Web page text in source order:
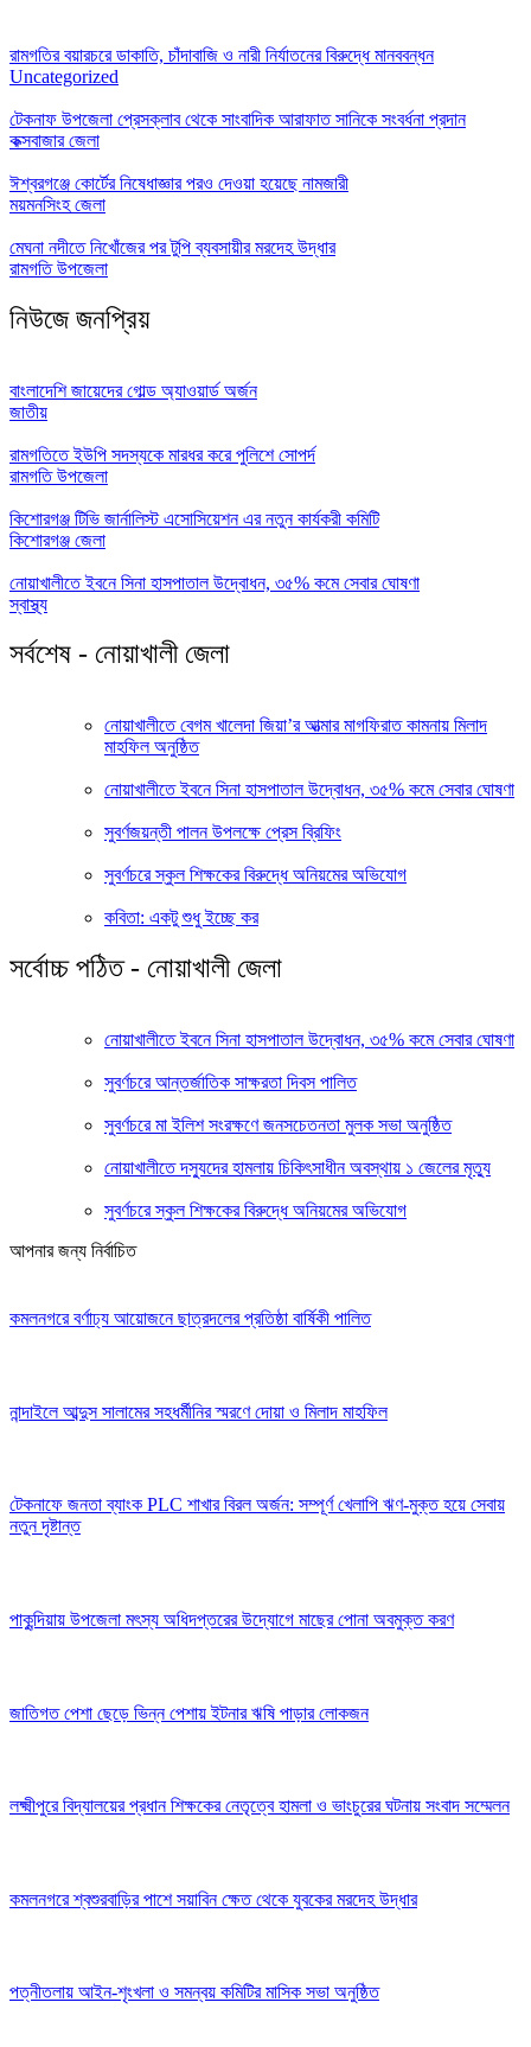
রামগতির বয়ারচরে ডাকাতি, চাঁদাবাজি ও নারী নির্যাতনের বিরুদ্ধে মানববন্ধন
Uncategorized
টেকনাফ উপজেলা প্রেসক্লাব থেকে সাংবাদিক আরাফাত সানিকে সংবর্ধনা প্রদান
কক্সবাজার জেলা
ঈশ্বরগঞ্জে কোর্টের নিষেধাজ্ঞার পরও দেওয়া হয়েছে নামজারী
ময়মনসিংহ জেলা
মেঘনা নদীতে নিখোঁজের পর টুপি ব্যবসায়ীর মরদেহ উদ্ধার
রামগতি উপজেলা
নিউজে জনপ্রিয়
বাংলাদেশি জায়েদের গোল্ড অ্যাওয়ার্ড অর্জন
জাতীয়
রামগতিতে ইউপি সদস্যকে মারধর করে পুলিশে সোপর্দ
রামগতি উপজেলা
কিশোরগঞ্জ টিভি জার্নালিস্ট এসোসিয়েশন এর নতুন কার্যকরী কমিটি
কিশোরগঞ্জ জেলা
নোয়াখালীতে ইবনে সিনা হাসপাতাল উদ্বোধন, ৩৫% কমে সেবার ঘোষণা
স্বাস্থ্য
সর্বশেষ - নোয়াখালী জেলা
নোয়াখালীতে বেগম খালেদা জিয়া’র আত্মার মাগফিরাত কামনায় মিলাদ
মাহফিল অনুষ্ঠিত
নোয়াখালীতে ইবনে সিনা হাসপাতাল উদ্বোধন, ৩৫% কমে সেবার ঘোষণা
সুবর্ণজয়ন্তী পালন উপলক্ষে প্রেস ব্রিফিং
সুবর্ণচরে স্কুল শিক্ষকের বিরুদ্ধে অনিয়মের অভিযোগ
কবিতা: একটু শুধু ইচ্ছে কর
সর্বোচ্চ পঠিত - নোয়াখালী জেলা
নোয়াখালীতে ইবনে সিনা হাসপাতাল উদ্বোধন, ৩৫% কমে সেবার ঘোষণা
সুবর্ণচরে আন্তর্জাতিক সাক্ষরতা দিবস পালিত
সুবর্ণচরে মা ইলিশ সংরক্ষণে জনসচেতনতা মুলক সভা অনুষ্ঠিত
নোয়াখালীতে দস্যুদের হামলায় চিকিৎসাধীন অবস্থায় ১ জেলের মৃত্যু
সুবর্ণচরে স্কুল শিক্ষকের বিরুদ্ধে অনিয়মের অভিযোগ
আপনার জন্য নির্বাচিত
কমলনগরে বর্ণাঢ্য আয়োজনে ছাত্রদলের প্রতিষ্ঠা বার্ষিকী পালিত
নান্দাইলে আব্দুস সালামের সহধর্মীনির স্মরণে দোয়া ও মিলাদ মাহফিল
টেকনাফে জনতা ব্যাংক PLC শাখার বিরল অর্জন: সম্পূর্ণ খেলাপি ঋণ-মুক্ত হয়ে সেবায়
নতুন দৃষ্টান্ত
পাকুন্দিয়ায় উপজেলা মৎস্য অধিদপ্তরের উদ্যোগে মাছের পোনা অবমুক্ত করণ
জাতিগত পেশা ছেড়ে ভিন্ন পেশায় ইটনার ঋষি পাড়ার লোকজন
লক্ষ্মীপুরে বিদ্যালয়ের প্রধান শিক্ষকের নেতৃত্বে হামলা ও ভাংচুরের ঘটনায় সংবাদ সম্মেলন
কমলনগরে শ্বশুরবাড়ির পাশে সয়াবিন ক্ষেত থেকে যুবকের মরদেহ উদ্ধার
পত্নীতলায় আইন-শৃংখলা ও সমন্বয় কমিটির মাসিক সভা অনুষ্ঠিত